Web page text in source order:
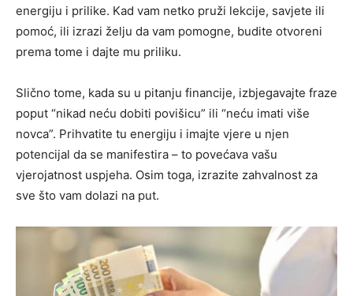
energiju i prilike. Kad vam netko pruži lekcije, savjete ili
pomoć, ili izrazi želju da vam pomogne, budite otvoreni
prema tome i dajte mu priliku.
Slično tome, kada su u pitanju financije, izbjegavajte fraze
poput “nikad neću dobiti povišicu” ili “neću imati više
novca”. Prihvatite tu energiju i imajte vjere u njen
potencijal da se manifestira – to povećava vašu
vjerojatnost uspjeha. Osim toga, izrazite zahvalnost za
sve što vam dolazi na put.